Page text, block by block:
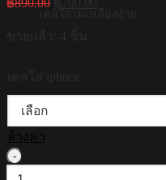
฿890.00
ล้างค่า